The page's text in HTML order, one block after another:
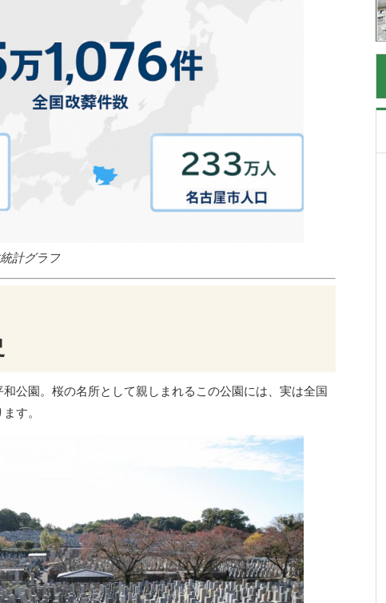
計グラフ
公園。桜の名所として親しまれるこの公園には、実は全国
す。